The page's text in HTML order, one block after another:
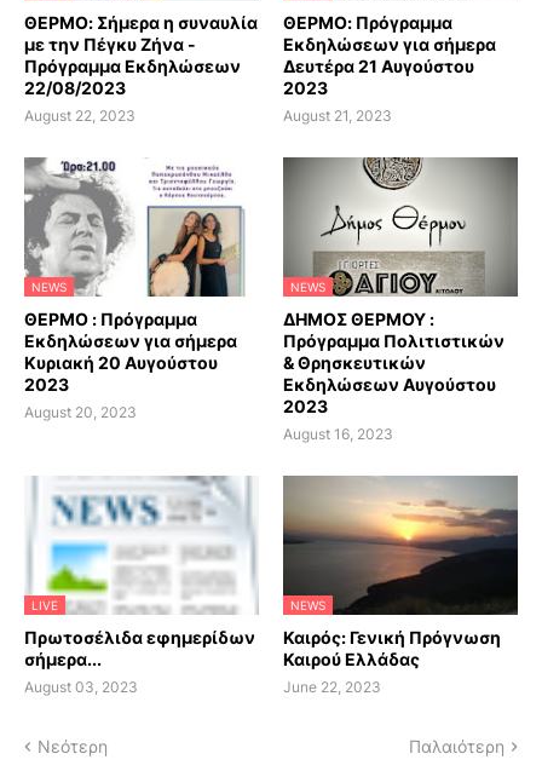
ΘΕΡΜΟ: Σήμερα η συναυλία
με την Πέγκυ Ζήνα -
Πρόγραμμα Εκδηλώσεων
22/08/2023
August 22, 2023
ΘΕΡΜΟ: Πρόγραμμα
Εκδηλώσεων για σήμερα
Δευτέρα 21 Αυγούστου
2023
August 21, 2023
NEWS
ΘΕΡΜΟ : Πρόγραμμα
Εκδηλώσεων για σήμερα
Κυριακή 20 Αυγούστου
2023
August 20, 2023
NEWS
ΔΗΜΟΣ ΘΕΡΜΟΥ :
Πρόγραμμα Πολιτιστικών
& Θρησκευτικών
Εκδηλώσεων Αυγούστου
2023
August 16, 2023
LIVE
Πρωτοσέλιδα εφημερίδων
σήμερα...
August 03, 2023
NEWS
Καιρός: Γενική Πρόγνωση
Καιρού Ελλάδας
June 22, 2023
Νεότερη Παλαιότερη